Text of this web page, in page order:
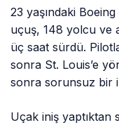
23 yaşındaki
uçuş, 148 yolcu ve
üç saat sürdü.
sonra St. Louis’e
sonra sorunsuz bir
Uçak iniş yaptıktan